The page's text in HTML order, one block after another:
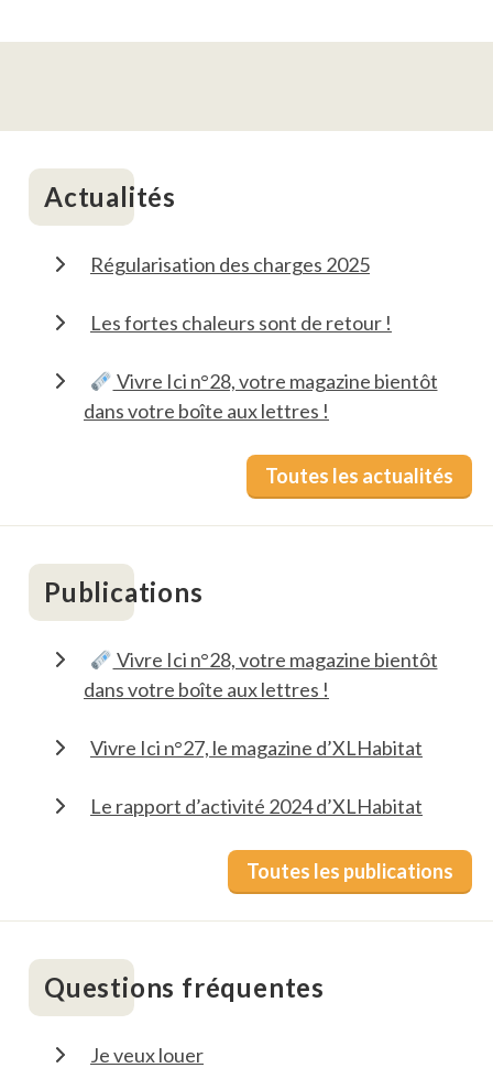
Actualités
Régularisation des charges 2025
Les fortes chaleurs sont de retour !
Vivre Ici n°28, votre magazine bientôt
dans votre boîte aux lettres !
Toutes les actualités
Publications
Vivre Ici n°28, votre magazine bientôt
dans votre boîte aux lettres !
Vivre Ici n°27, le magazine d’XLHabitat
Le rapport d’activité 2024 d’XLHabitat
Toutes les publications
Questions fréquentes
Je veux louer